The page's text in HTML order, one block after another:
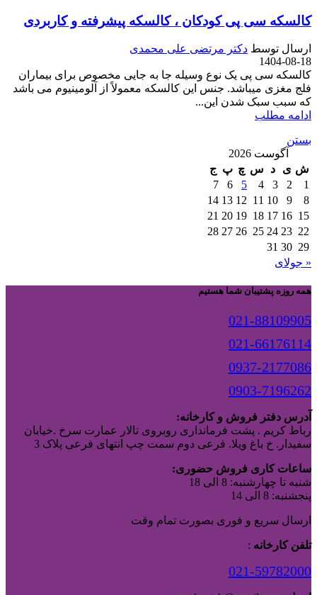
کالسکه سی پی کودکان ، کالسکه پیشرفته و کاربردی
ارسال توسط دکتر مرتضی علی محمدی
1404-08-18
کالسکه سی پی یک نوع وسیله جا به جایی مخصوص برای بیماران
فلج مغزی میباشد. جنس این کالسکه معمولاً از آلومینیوم می باشد
که سبب سبک شدن این...
ادامه مطلب
بستن
آگوست 2026
ش ی د س چ پ ج
1
2
3
4
5
6
7
8
9
10
11
12
13
14
15
16
17
18
19
20
21
22
23
24
25
26
27
28
29
30
31
« جولای
همه روزه پشتیبان شما هستیم
021-88109905
021-66176114
0937-2177086
0903-7196262
آدرس دفتر فروش و کارخانه:
رباط کریم . پشت فرمانداری روبروی تالار عمارت سرخ .خیابان
سفیدار. خ باغ ویلا. فرعی دوم سمت چپ انتهای فرعی پلاک 3
ساعات کاری فروش حضوری:
شنبه تا چهارشنبه: 8 الی 18
پنجشنبه: 8 الی 14
ارسال سریع و فوری بصورت تمام وقت
تلفن کارخانه :
021-59782000